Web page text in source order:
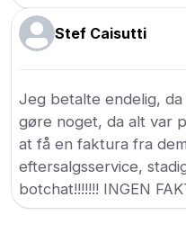
Stef Caisutti
Jeg betalte endelig,
gøre noget, da alt var
at få en faktura fra
eftersalgsservice,
botchat!!!!!!! INGEN